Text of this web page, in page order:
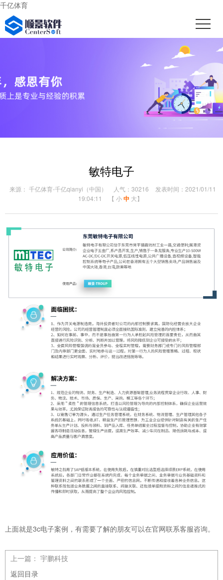
千亿体育
敏特电子
来源： 千亿体育-千亿qianyi（中国） 人气：30216
发表时间：2021/01/11
19:04:11
【 小 中 大】
上面就是3c电子案例，有需要了解的朋友可以在官网联系客服咨询。
上一篇： 宇鹏科技
返回目录